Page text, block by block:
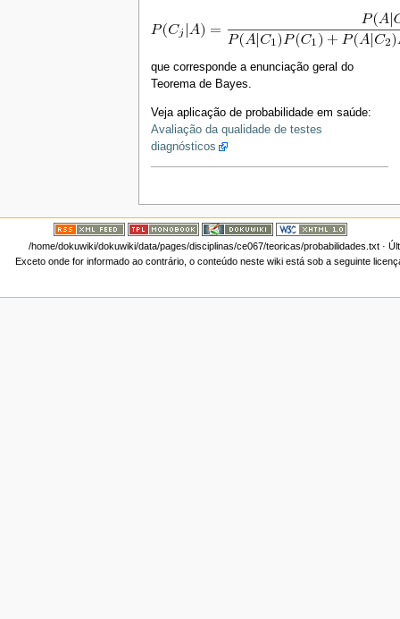
que corresponde a enunciação geral do
Teorema de Bayes.
Veja aplicação de probabilidade em saúde:
Avaliação da qualidade de testes
diagnósticos
/home/dokuwiki/dokuwiki/data/pages/disciplinas/ce067/teoricas/probabilidades.txt·
Exceto onde for informado ao contrário, o conteúdo neste wiki está sob a seguinte